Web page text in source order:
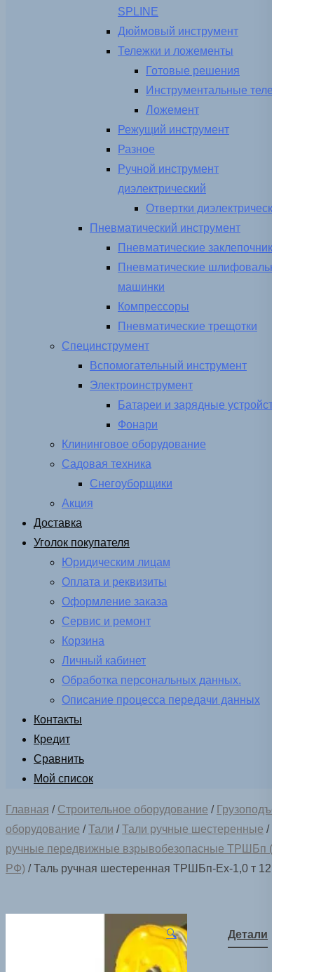
SPLINE
Дюймовый инструмент
Тележки и ложементы
Готовые решения
Инструментальные тележки
Ложемент
Режущий инструмент
Разное
Ручной инструмент
диэлектрический
Отвертки диэлектрические
Пневматический инструмент
Пневматические заклепочники
Пневматические шлифовальные
машинки
Компрессоры
Пневматические трещотки
Специнструмент
Вспомогательный инструмент
Электроинструмент
Батареи и зарядные устройства
Фонари
Клининговое оборудование
Садовая техника
Снегоуборщики
Акция
Доставка
Уголок покупателя
Юридическим лицам
Оплата и реквизиты
Оформление заказа
Сервис и ремонт
Корзина
Личный кабинет
Обработка персональных данных.
Описание процесса передачи данных
Контакты
Кредит
Сравнить
Мой список
Главная / Строительное оборудование / Грузоподъемное
оборудование /Тали /Тали ручные шестеренные /
ручные передвижные взрывобезопасные ТРШБп (пр-ва
РФ) / Таль ручная шестеренная ТРШБп-Ех-1,0 т 12 м
🔍 Детали